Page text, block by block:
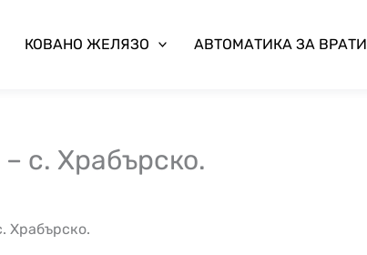
КОВАНО ЖЕЛЯЗО АВТОМАТИКА ЗА ВРАТИ
с. Храбърско.
Храбърско.